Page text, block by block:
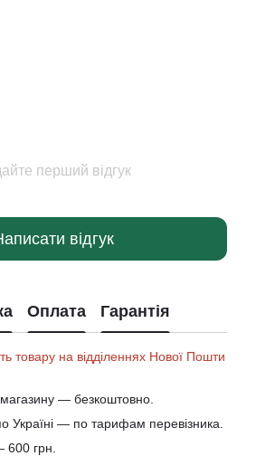
перший відгук
відгук
Оплата Гарантія
товару на відділеннях Нової Пошти
— безкоштовно.
— по тарифам перевізника.
грн.